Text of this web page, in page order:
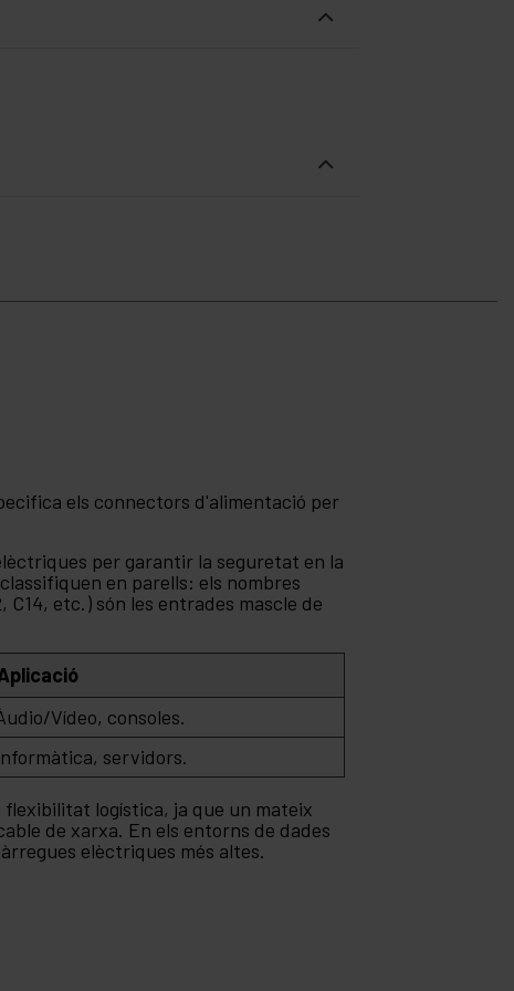
els connectors d'alimentació per
per garantir la seguretat en la
en parells: els nombres
C14, etc.) són les entrades mascle de
Vídeo, consoles.
servidors.
logística, ja que un mateix
de xarxa. En els entorns de dades
elèctriques més altes.